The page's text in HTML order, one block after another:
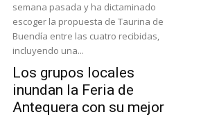
semana pasada y ha dictaminado
escoger la propuesta de Taurina de
Buendía entre las cuatro recibidas,
incluyendo una...
Los grupos locales
inundan la Feria de
Antequera con su mejor